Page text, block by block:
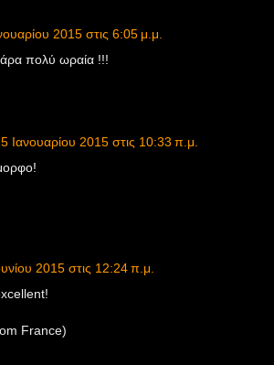
2015 στις 6:05 μ.μ.
πολύ ωραία !!!
Ιανουαρίου 2015 στις 10:33 π.μ.
2015 στις 12:24 π.μ.
France)